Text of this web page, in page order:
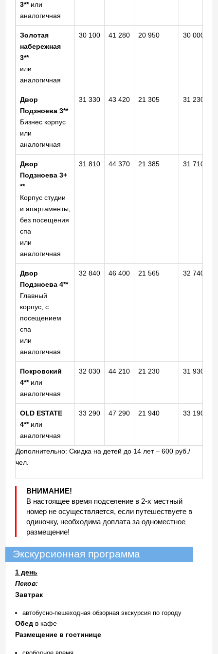
3**или
аналогичная
Золотая
набережная
3**
или
аналогичная
30 100 41 280 20 950 30 000
Двор
Подзноева 3**
Бизнес корпус
или
аналогичная
31 330 43 420 21 305 31 230
Двор
Подзноева 3+
**
Корпус студии
и апартаменты,
без посещения
спа
или
аналогичная
31 810 44 370 21 385 31 710
Двор
Подзноева 4**
Главный
корпус, с
посещением
спа
или
аналогичная
32 840 46 400 21 565 32 740
Покровский
4**или
аналогичная
32 030 44 210 21 230 31 930
OLD ESTATE
4**или
аналогичная
33 290 47 290 21 940 33 190
Дополнительно: Скидка на детей до 14 лет – 600 руб./
чел.
ВНИМАНИЕ!
В настоящее время подселение в 2-х местный
номер не осуществляется, если путешествуете в
одиночку, необходима доплата за одноместное
размещение!
Экскурсионная программа
1 день
Псков:
Завтрак
автобусно-пешеходная обзорная экскурсия по городу
Обед в кафе
Размещение в гостинице